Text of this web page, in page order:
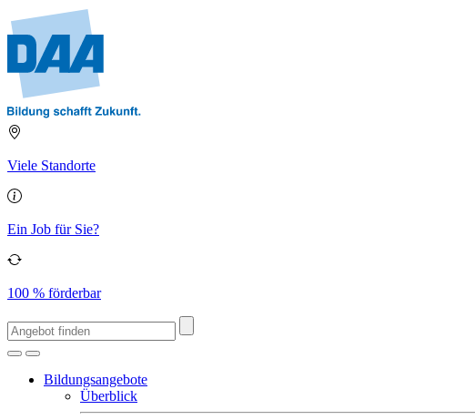
Viele Standorte
Ein Job für Sie?
100 % förderbar
Bildungsangebote
Überblick